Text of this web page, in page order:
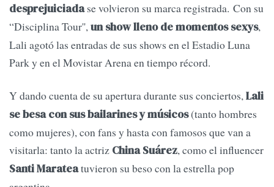
desprejuiciadase volvieron su marca registrada. Con su
“Disciplina Tour'',un show lleno de momentos sexys,
Lali agotó las entradas de sus shows en el Estadio Luna
Park y en el Movistar Arena en tiempo récord.
Y dando cuenta de su apertura durante sus conciertos, Lali
se besa con sus bailarines y músicos(tanto hombres
como mujeres), con fans y hasta con famosos que van a
visitarla: tanto la actriz China Suárez, como el influencer
Santi Marateatuvieron su beso con la estrella pop